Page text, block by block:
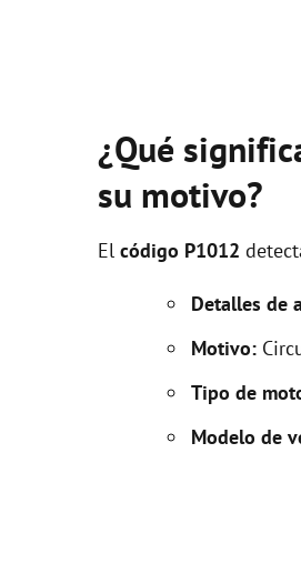
¿Qué
su motivo?
El código P1012
Detalles de
Motivo:
Tipo de
Modelo de